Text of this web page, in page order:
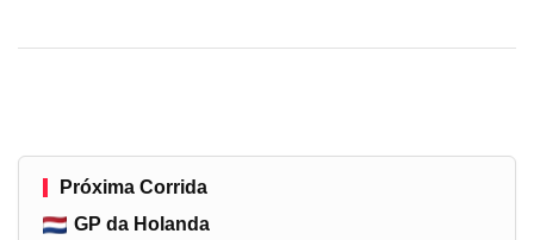
Próxima Corrida
GP da Holanda